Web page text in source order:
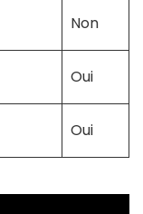
Non
Oui
Oui